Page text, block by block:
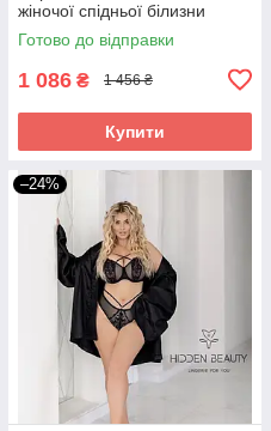
жіночої спідньої білизни
великі розміри
Готово до відправки
1 086 ₴ 1 456 ₴
Купити
–24%